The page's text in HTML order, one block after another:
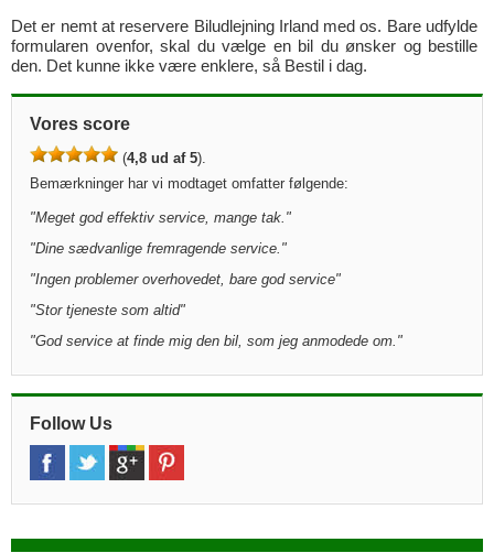
Det er nemt at reservere Biludlejning Irland med os. Bare udfylde
formularen ovenfor, skal du vælge en bil du ønsker og bestille
den. Det kunne ikke være enklere, så Bestil i dag.
Vores score
(4,8 ud af 5).
Bemærkninger har vi modtaget omfatter følgende:
"Meget god effektiv service, mange tak."
"Dine sædvanlige fremragende service."
"Ingen problemer overhovedet, bare god service"
"Stor tjeneste som altid"
"God service at finde mig den bil, som jeg anmodede om."
Follow Us